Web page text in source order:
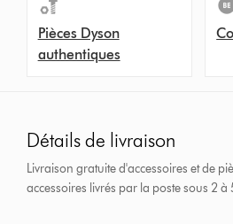
Pièces Dyson
authentiques
Détails de livraison
Livraison gratuite d'accessoires et de
accessoires livrés par la poste sous 2 à